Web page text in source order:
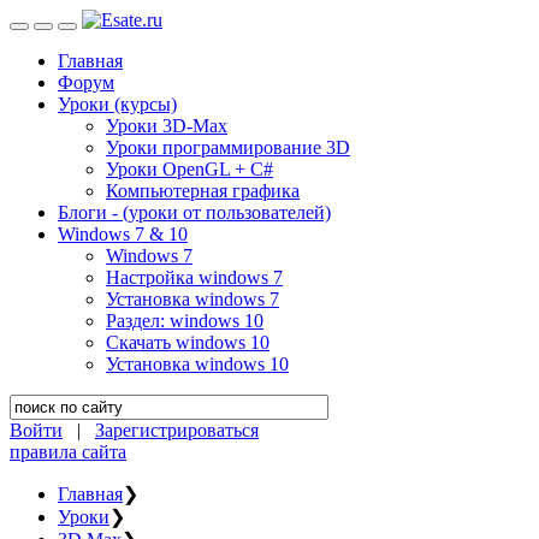
Главная
Форум
Уроки (курсы)
Уроки 3D-Max
Уроки программирование 3D
Уроки OpenGL + C#
Компьютерная графика
Блоги - (уроки от пользователей)
Windows 7 & 10
Windows 7
Настройка windows 7
Установка windows 7
Раздел: windows 10
Скачать windows 10
Установка windows 10
Войти | Зарегистрироваться
правила сайта
Главная❯
Уроки❯